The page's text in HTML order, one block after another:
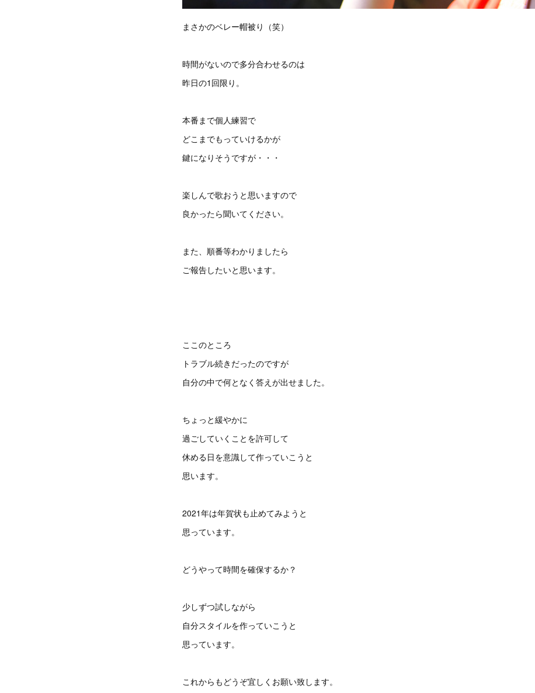
まさかのベレー帽被り（笑）
時間がないので多分合わせるのは
昨日の1回限り。
本番まで個人練習で
どこまでもっていけるかが
鍵になりそうですが・・・
楽しんで歌おうと思いますので
良かったら聞いてください。
また、順番等わかりましたら
ご報告したいと思います。
ここのところ
トラブル続きだったのですが
自分の中で何となく答えが出せました。
ちょっと緩やかに
過ごしていくことを許可して
休める日を意識して作っていこうと
思います。
2021年は年賀状も止めてみようと
思っています。
どうやって時間を確保するか？
少しずつ試しながら
自分スタイルを作っていこうと
思っています。
これからもどうぞ宜しくお願い致します。